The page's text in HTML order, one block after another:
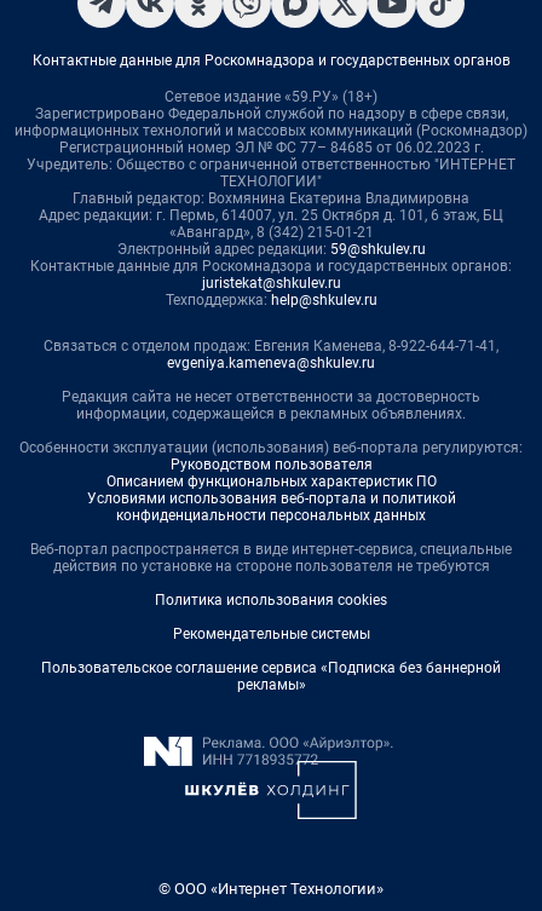
Контактные данные для Роскомнадзора и государственных органов
Сетевое издание «59.РУ» (18+)
Зарегистрировано Федеральной службой по надзору в сфере связи,
информационных технологий и массовых коммуникаций (Роскомнадзор)
Регистрационный номер ЭЛ № ФС 77– 84685 от 06.02.2023 г.
Учредитель: Общество с ограниченной ответственностью "ИНТЕРНЕТ
ТЕХНОЛОГИИ"
Главный редактор: Вохмянина Екатерина Владимировна
Адрес редакции: г. Пермь, 614007, ул. 25 Октября д. 101, 6 этаж, БЦ
«Авангард», 8 (342) 215-01-21
Электронный адрес редакции: 59@shkulev.ru
Контактные данные для Роскомнадзора и государственных органов:
juristekat@shkulev.ru
Техподдержка: help@shkulev.ru
Связаться с отделом продаж: Евгения Каменева, 8-922-644-71-41,
evgeniya.kameneva@shkulev.ru
Редакция сайта не несет ответственности за достоверность
информации, содержащейся в рекламных объявлениях.
Особенности эксплуатации (использования) веб-портала регулируются:
Руководством пользователя
Описанием функциональных характеристик ПО
Условиями использования веб-портала и политикой
конфиденциальности персональных данных
Веб-портал распространяется в виде интернет-сервиса, специальные
действия по установке на стороне пользователя не требуются
Политика использования cookies
Рекомендательные системы
Пользовательское соглашение сервиса «Подписка без баннерной
рекламы»
© ООО «Интернет Технологии»